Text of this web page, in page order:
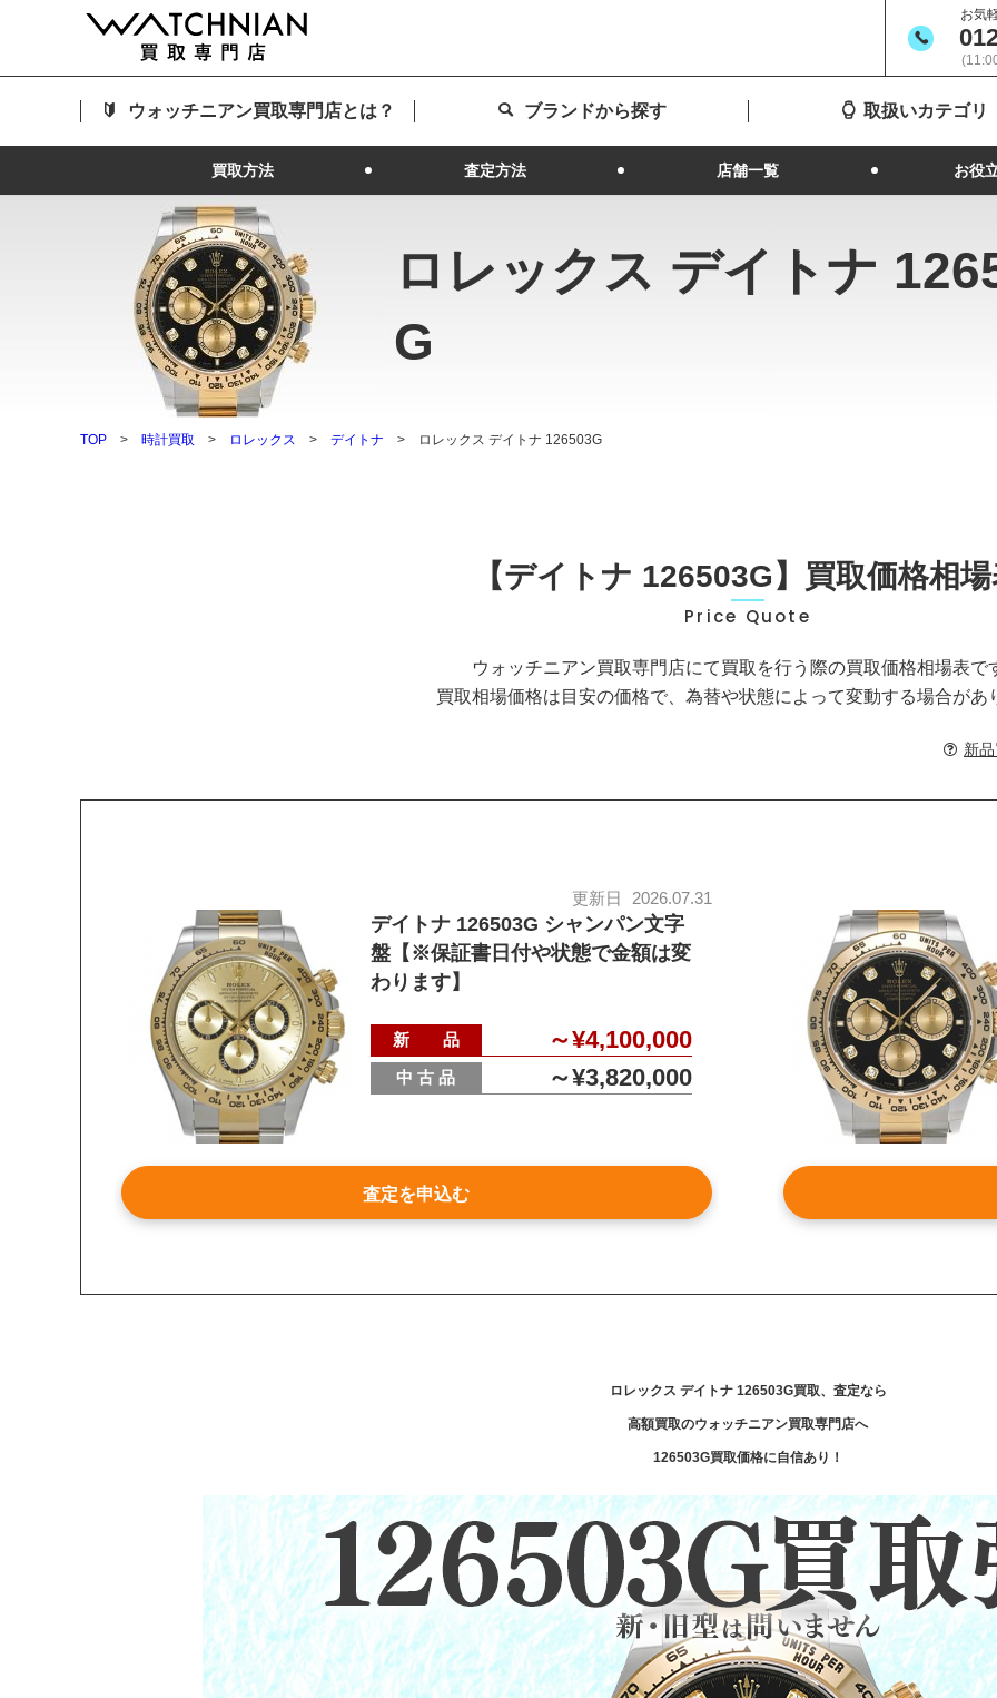
お気
ウォッチニアン買取専門店とは？ ブランドから探す 取扱いカテゴリ
買取方法 査定方法 店舗一覧 お役
ロレックス デイトナ
G
TOP 時計買取 ロレックス デイトナ ロレックス デイトナ 126503G
【デイトナ 126503G】買取価格相
Price Quote
ウォッチニアン買取専門店にて買取を行う際の買取価格相場表で
買取相場価格は目安の価格で、為替や状態によって変動する場合があ
新
更新日 2026.07.31
デイトナ 126503G シャンパン文字
盤【※保証書日付や状態で金額は変
わります】
新 品 ～¥4,100,000
中 古 品 ～¥3,820,000
査定を申込む
ロレックス デイトナ 126503G買取、査定なら
高額買取のウォッチニアン買取専門店へ
126503G買取価格に自信あり！